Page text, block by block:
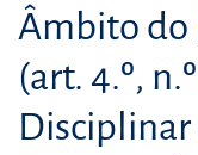
Âmbito do
(art. 4.º,
Disciplinar